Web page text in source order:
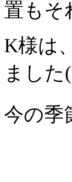
置もそ
K様は
ました(
今の季